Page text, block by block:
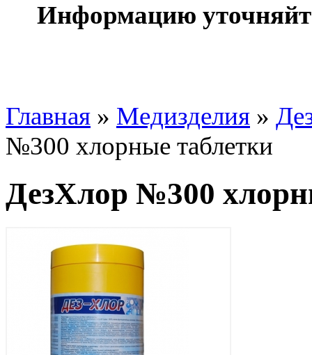
Информацию
Главная » Медизделия »
№300 хлорные таблетки
ДезХлор №300